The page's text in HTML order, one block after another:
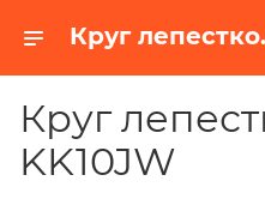
Круг
Круг
KK10JW